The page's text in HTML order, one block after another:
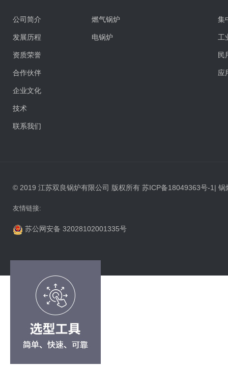
公司简介
发展历程
资质荣誉
合作伙伴
企业文化
技术
联系我们
燃气锅炉
电锅炉
集
工
民
应
© 2019 江苏双良锅炉有限公司 版权所有 苏ICP备18049363号-1| 锅
友情链接:
苏公网安备 32028102001335号